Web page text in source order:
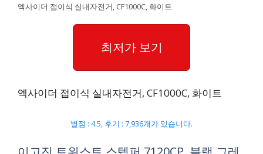
엑사이더 접이식 실내자전거, CF1000C, 화이트
최저가 보기
엑사이더 접이식 실내자전거, CF1000C, 화이트
별점 : 4.5, 후기 : 7,936개가 있습니다.